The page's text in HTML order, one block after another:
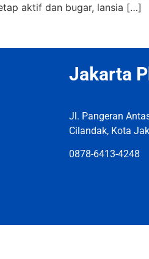
aktif dan bugar, lansia […]
Jakarta
Jl. Pangeran
Cilandak, Kota
0878-6413-4248